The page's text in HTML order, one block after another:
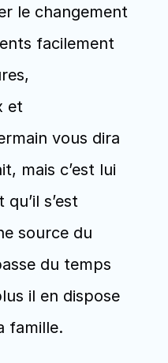
le changement
facilement
et
vous dira
mais c’est lui
s’est
source du
du temps
il en dispose
famille.